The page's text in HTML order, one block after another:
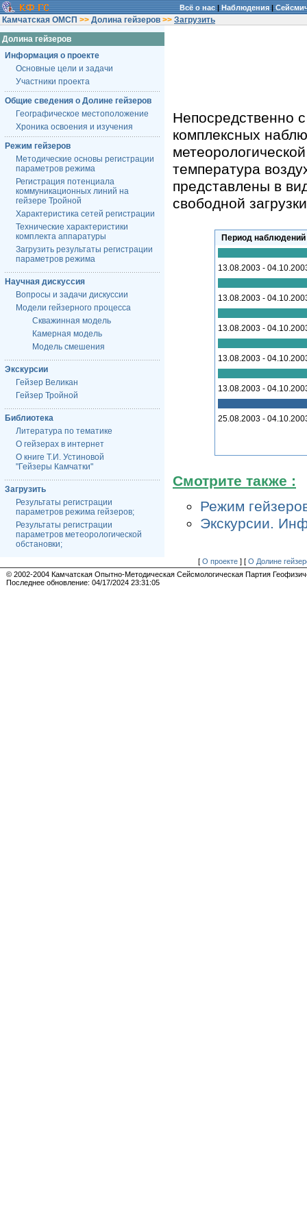
Всё о нас|Наблюдения|
Камчатская ОМСП >> Долина гейзеров >> Загрузить
Долина гейзеров
Информация о проекте
Основные цели и задачи
Участники проекта
Общие сведения о Долине гейзеров
Географическое местоположение
Хроника освоения и изучения
Режим гейзеров
Методические основы регистрации
параметров режима
Регистрация потенциала
коммуникационных линий на
гейзере Тройной
Характеристика сетей регистрации
Технические характеристики
комплекта аппаратуры
Загрузить результаты регистрации
параметров режима
Научная дискуссия
Вопросы и задачи дискуссии
Модели гейзерного процесса
Скважинная модель
Камерная модель
Модель смешения
Экскурсии
Гейзер Великан
Гейзер Тройной
Библиотека
Литература по тематике
О гейзерах в интернет
О книге Т.И. Устиновой
"Гейзеры Камчатки"
Загрузить
Результаты регистрации
параметров режима гейзеров;
Результаты регистрации
параметров метеорологической
обстановки;
Непосредственно
комплексных
температура
представлены в
свободной
Период наблюдений
13.08.2003 -
13.08.2003 -
13.08.2003 -
13.08.2003 -
13.08.2003 -
25.08.2003 -
Смотрите также :
Режим
Экскурсии.
[ О проекте ] [ О Долине
© 2002-2004 Камчатская Опытно-Методическая Сейсмологическая Партия
Последнее обновление: 04/17/2024 23:31:05